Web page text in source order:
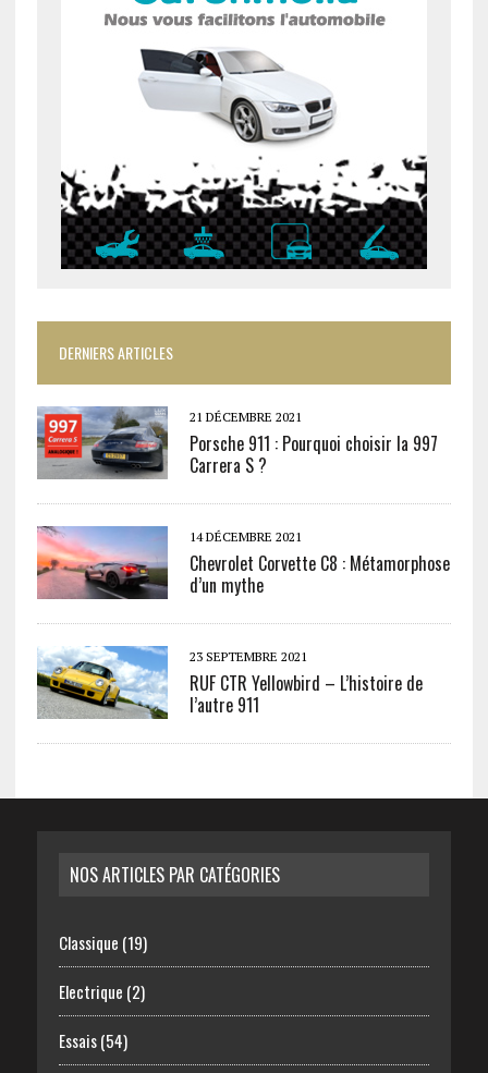
DERNIERS ARTICLES
21 DÉCEMBRE 2021
Porsche 911 : Pourquoi choisir la 997
Carrera S ?
14 DÉCEMBRE 2021
Chevrolet Corvette C8 : Métamorphose
d’un mythe
23 SEPTEMBRE 2021
RUF CTR Yellowbird – L’histoire de
l’autre 911
NOS ARTICLES PAR CATÉGORIES
Classique (19)
Electrique (2)
Essais(54)